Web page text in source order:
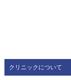
クリニックについて